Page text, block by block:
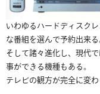
いわゆるハードディスク
な番組を選んで予約出来る
そして諸々進化し、現代
事ができる機種もある。
テレビの観方が完全に変わ